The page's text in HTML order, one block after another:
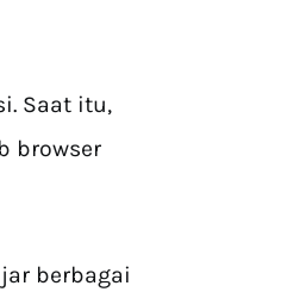
Saat itu,
browser
berbagai